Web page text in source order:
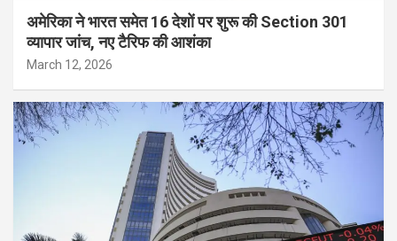
अमेरिका ने भारत समेत 16 देशों पर शुरू की Section 301
व्यापार जांच, नए टैरिफ की आशंका
March 12, 2026